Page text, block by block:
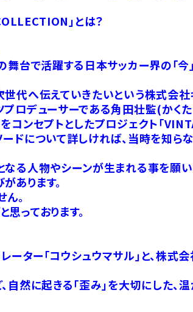
」とは？
台で活躍する日本サッカー界の「今
代へ伝えていきたいという株式会社
ロデューサーである角田壮監(かく
コンセプトとしたプロジェクト「
ドについて詳しければ、当時を知
る人物やシーンが生まれる事を願い
あります。
。
っております。
ター「コウシュウマサル」と、株式
自然に起きる「歪み」を大切にした